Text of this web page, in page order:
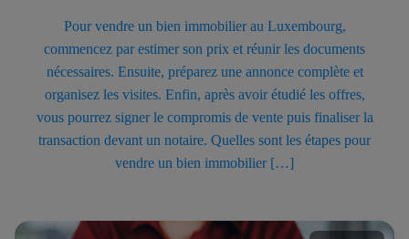
Pour vendre un bien immobilier au Luxembourg,
commencez par estimer son prix et réunir les documents
nécessaires. Ensuite, préparez une annonce complète et
organisez les visites. Enfin, après avoir étudié les offres,
vous pourrez signer le compromis de vente puis finaliser la
transaction devant un notaire. Quelles sont les étapes pour
vendre un bien immobilier […]